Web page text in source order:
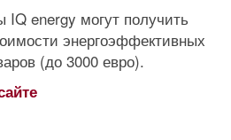
IQ energy могут получить
энергоэффективных
(до 3000 евро).